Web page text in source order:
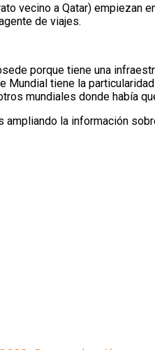
vecino a Qatar) empiezan
de viajes.
porque tiene una
Mundial tiene la
mundiales donde había
la información